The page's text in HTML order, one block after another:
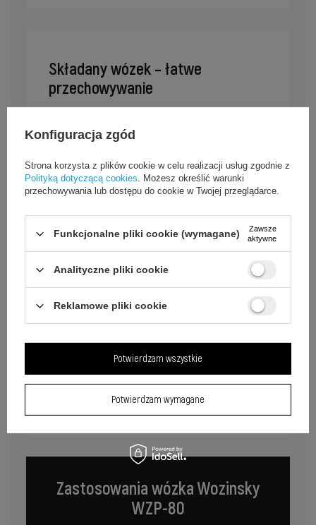
Składany wózek – łatwe
przechowywanie
przygotowanie wózka do transportu i
przechowywania.
Zastosowania wózka Wozinsky
WZP-80
Konfiguracja zgód
Strona korzysta z plików cookie w celu realizacji usług zgodnie z
Polityką dotyczącą cookies . Możesz określić warunki
przechowywania lub dostępu do cookie w Twojej przeglądarce.
Funkcjonalne pliki cookie (wymagane)
Zawsze
aktywne
Analityczne pliki cookie
Reklamowe pliki cookie
Potwierdzam wymagane
Potwierdzam wszystkie